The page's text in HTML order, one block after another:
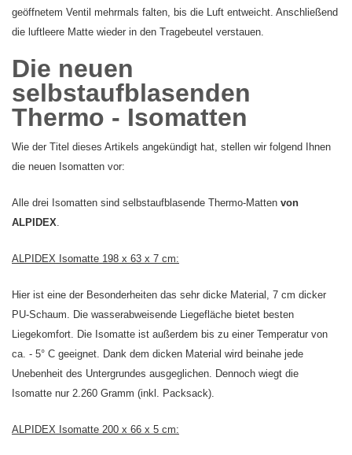
geöffnetem Ventil mehrmals falten, bis die Luft entweicht. Anschließend
die luftleere Matte wieder in den Tragebeutel verstauen.
Die neuen
selbstaufblasenden
Thermo - Isomatten
Wie der Titel dieses Artikels angekündigt hat, stellen wir folgend Ihnen
die neuen Isomatten vor:
Alle drei Isomatten sind selbstaufblasende Thermo-Matten von
ALPIDEX.
ALPIDEX Isomatte 198 x 63 x 7 cm:
Hier ist eine der Besonderheiten das sehr dicke Material, 7 cm dicker
PU-Schaum. Die wasserabweisende Liegefläche bietet besten
Liegekomfort. Die Isomatte ist außerdem bis zu einer Temperatur von
ca. - 5° C geeignet. Dank dem dicken Material wird beinahe jede
Unebenheit des Untergrundes ausgeglichen. Dennoch wiegt die
Isomatte nur 2.260 Gramm (inkl. Packsack).
ALPIDEX Isomatte 200 x 66 x 5 cm: